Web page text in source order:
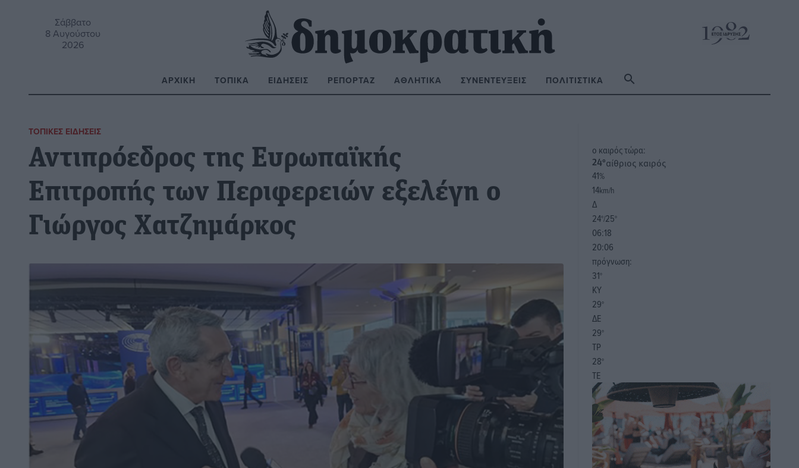
Σάββατο
8 Αυγούστου
2026
ΑΡΧΙΚΉ ΤΟΠΙΚΆ ΕΙΔΉΣΕΙΣ ΡΕΠΟΡΤΆΖ ΑΘΛΗΤΙΚΆ ΣΥΝΕΝΤΕΎΞΕΙΣ ΠΟΛΙΤΙΣΤΙΚΆ
ΤΟΠΙΚΈΣ ΕΙΔΉΣΕΙΣ
Αντιπρόεδρος της Ευρωπαϊκής
Επιτροπής των Περιφερειών εξελέγη ο
Γιώργος Χατζημάρκος
o καιρός τώρα:
24°αίθριος καιρός
41%
14km/h
Δ
24°/25°
06:18
20:06
πρόγνωση:
31°
ΚΥ
29°
ΔΕ
29°
ΤΡ
28°
ΤΕ